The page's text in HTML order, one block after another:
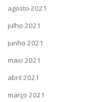
agosto 2021
julho 2021
junho 2021
maio 2021
abril 2021
março 2021